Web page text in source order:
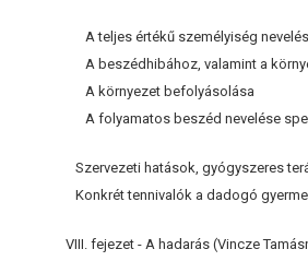
A teljes értékű személyiség
A környezet befolyásolása
Szervezeti hatások, gyógyszeres
VIII. fejezet - A hadarás (Vincze